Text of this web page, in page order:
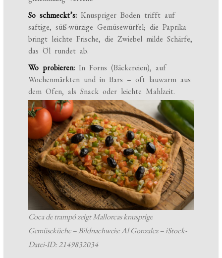
So schmeckt’s: Knuspriger Boden trifft auf
saftige, süß-würzige Gemüsewürfel; die Paprika
bringt leichte Frische, die Zwiebel milde Schärfe,
das Öl rundet ab.
Wo probieren: In Forns (Bäckereien), auf
Wochenmärkten und in Bars – oft lauwarm aus
dem Ofen, als Snack oder leichte Mahlzeit.
Coca de trampó zeigt Mallorcas knusprige
Gemüseküche – Bildnachweis: Al Gonzalez – iStock-
Datei-ID: 2149832034